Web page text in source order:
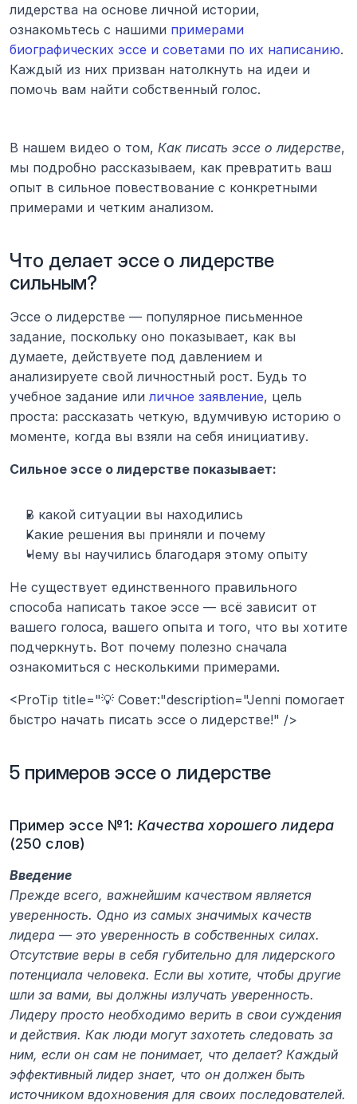
лидерства на основе личной истории,
ознакомьтесь с нашими примерами
биографических эссе и советами по их написанию.
Каждый из них призван натолкнуть на идеи и
помочь вам найти собственный голос.
В нашем видео о том, Как писать эссе о лидерстве,
мы подробно рассказываем, как превратить ваш
опыт в сильное повествование с конкретными
примерами и четким анализом.
Что делает эссе о лидерстве
сильным?
Эссе о лидерстве — популярное письменное
задание, поскольку оно показывает, как вы
думаете, действуете под давлением и
анализируете свой личностный рост. Будь то
учебное задание или личное заявление, цель
проста: рассказать четкую, вдумчивую историю о
моменте, когда вы взяли на себя инициативу.
Сильное эссе о лидерстве показывает:
В какой ситуации вы находились
Какие решения вы приняли и почему
Чему вы научились благодаря этому опыту
Не существует единственного правильного
способа написать такое эссе — всё зависит от
вашего голоса, вашего опыта и того, что вы хотите
подчеркнуть. Вот почему полезно сначала
ознакомиться с несколькими примерами.
<ProTip title="💡 Совет:"description="Jenni помогает
быстро начать писать эссе о лидерстве!" />
5 примеров эссе о лидерстве
Пример эссе №1: Качества хорошего лидера
(250 слов)
Введение
Прежде всего, важнейшим качеством является
уверенность. Одно из самых значимых качеств
лидера — это уверенность в собственных силах.
Отсутствие веры в себя губительно для лидерского
потенциала человека. Если вы хотите, чтобы другие
шли за вами, вы должны излучать уверенность.
Лидеру просто необходимо верить в свои суждения
и действия. Как люди могут захотеть следовать за
ним, если он сам не понимает, что делает? Каждый
эффективный лидер знает, что он должен быть
источником вдохновения для своих последователей.